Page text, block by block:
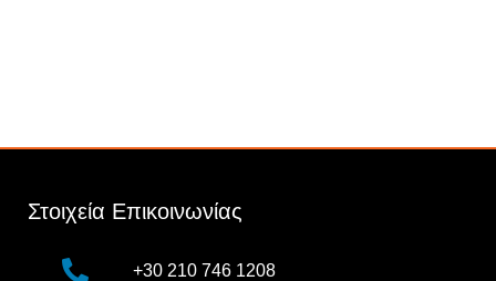
Στοιχεία Επικοινωνίας
+30 210 746 1208